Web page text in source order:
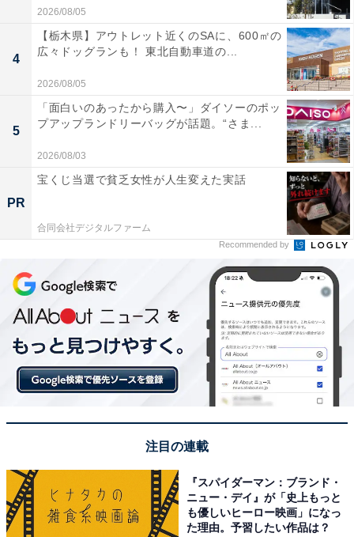
2026/08/05
4
【栃木県】アウトレット近くのSAに、600㎡の
広々ドッグランも！ 東北自動車道の...
2026/08/05
5
「面白いのあったから購入〜」ダイソーのポッ
プアップランドリーバッグが話題。“さま...
2026/08/03
PR
宝くじ当選で貧乏女性が人生変えた実話
合同会社デジタルファーム
Recommended by
注目の連載
『スパイダーマン：ブランド・
ニュー・デイ』が「史上もっと
も優しいヒーロー映画」になっ
た理由。予習したい作品は？